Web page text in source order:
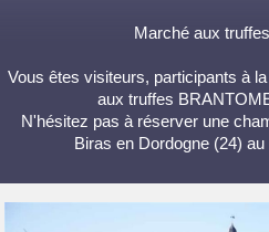
Marché aux
Vous êtes visiteurs, participants à
aux truffes
N'hésitez pas à réserver une
Biras en Dordogne (24)